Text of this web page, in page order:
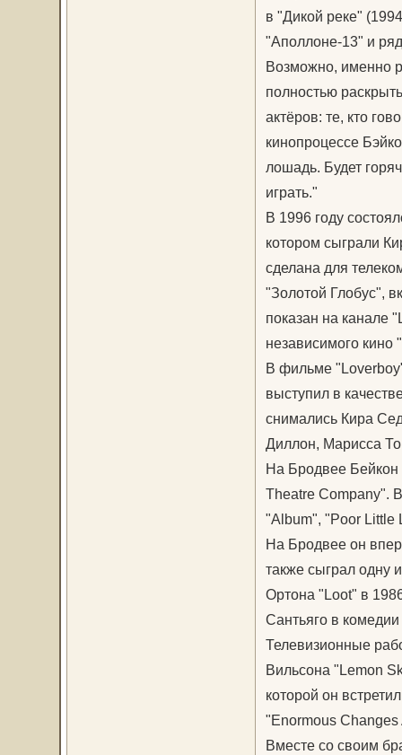
в "Дикой реке"
"Аполлоне-13" и
Возможно, именно
полностью
актёров: те, кто
кинопроцессе
лошадь. Будет
играть."
В 1996 году
котором сыграли
сделана для
"Золотой Глобус",
показан на канале
независимого кино
В фильме
выступил в
снимались Кира
Диллон, Марисса
На Бродвее Бейкон
Theatre Company".
"Album", "Poor Little
На Бродвее он
также сыграл одну
Ортона "Loot" в
Сантьяго в
Телевизионные
Вильсона "Lemon
которой он
"Enormous
Вместе со своим